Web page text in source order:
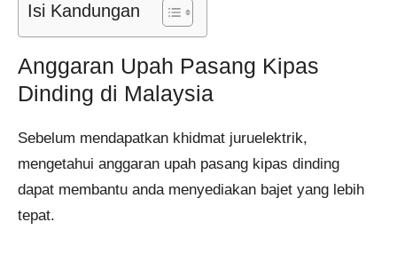
Isi Kandungan
Anggaran Upah Pasang Kipas
Dinding di Malaysia
Sebelum mendapatkan khidmat juruelektrik,
mengetahui anggaran upah pasang kipas dinding
dapat membantu anda menyediakan bajet yang lebih
tepat.